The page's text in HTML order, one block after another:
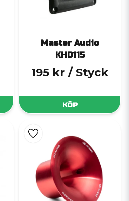
Master Audio
KHD115
195 kr / Styck
KÖP